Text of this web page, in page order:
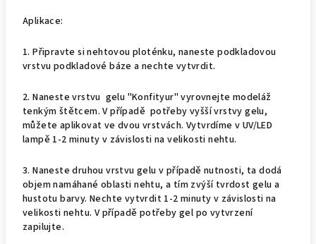
Aplikace:
1. Připravte si nehtovou ploténku, naneste podkladovou
vrstvu podkladové báze a nechte vytvrdit.
2. Naneste vrstvu gelu "Konfityur" vyrovnejte modeláž
tenkým štětcem. V případě potřeby vyšší vrstvy gelu,
můžete aplikovat ve dvou vrstvách. Vytvrdíme v UV/LED
lampě 1-2 minuty v závislosti na velikosti nehtu.
3. Naneste druhou vrstvu gelu v případě nutnosti, ta dodá
objem namáhané oblasti nehtu, a tím zvýší tvrdost gelu a
hustotu barvy. Nechte vytvrdit 1-2 minuty v závislosti na
velikosti nehtu. V případě potřeby gel po vytvrzení
zapilujte.